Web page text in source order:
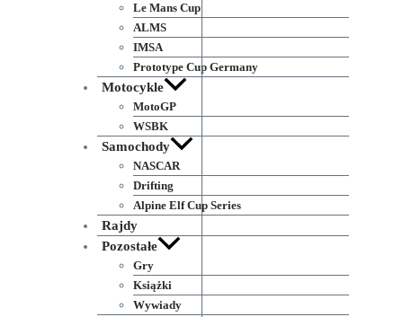
Le Mans Cup
ALMS
IMSA
Prototype Cup Germany
Motocykle
MotoGP
WSBK
Samochody
NASCAR
Drifting
Alpine Elf Cup Series
Rajdy
Pozostałe
Gry
Książki
Wywiady